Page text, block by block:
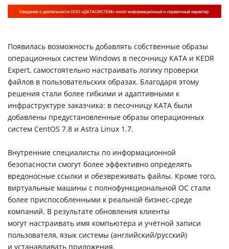
Появилась возможность добавлять собственные образы
операционных систем Windows в песочницу КАТА и KEDR
Expert, самостоятельно настраивать логику проверки
файлов в пользовательских образах. Благодаря этому
решения стали более гибкими и адаптивными к
инфраструктуре заказчика: в песочницу KATA были
добавлены предустановленные образы операционных
систем CentOS 7.8 и Astra Linux 1.7.
Внутренние специалисты по информационной
безопасности смогут более эффективно определять
вредоносные ссылки и обезвреживать файлы. Кроме того,
виртуальные машины с полнофункциональной ОС стали
более приспособленными к реальной бизнес-среде
компаний. В результате обновления клиенты
могут настраивать имя компьютера и учётной записи
пользователя, язык системы (английский/русский)
и устанавливать приложения.